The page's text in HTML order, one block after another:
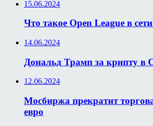
15.06.2024
Что такое Open League в
14.06.2024
Дональд Трамп за крипту
12.06.2024
Мосбиржа прекратит
евро